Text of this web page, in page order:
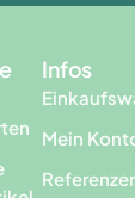
Infos
Mein